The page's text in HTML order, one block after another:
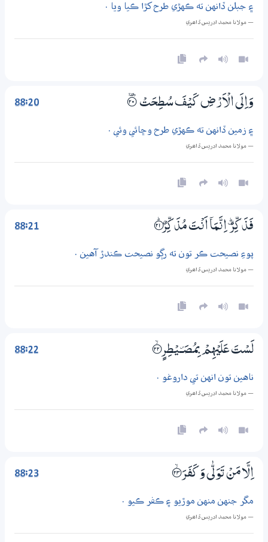
۽ جبلن ڏانهن ته ڪهڙي طرح کڙا ڪيا ويا .
— مولانا محمد ادريس ڏاھري
88:20 وَاِلَى الْاَرْضِ كَيْفَ سُطِحَتْ ؀۪20
۽ زمين ڏانهن ته ڪهڙي طرح وڇائي وئي .
— مولانا محمد ادريس ڏاھري
88:21 فَذَكِّرْ ڜ اِنَّـمَآ اَنْتَ مُذَكِّرٌ ؀ۭ21
پوءِ نصيحت ڪر تون ته رڳو نصيحت ڪندڙ آهين .
— مولانا محمد ادريس ڏاھري
88:22 لَسْتَ عَلَيْهِمْ بِمُصَــــۜــيْطِرٍ ؀ۙ22
ناهين تون انهن تي داروغو .
— مولانا محمد ادريس ڏاھري
88:23 اِلَّا مَنْ تَوَلّٰى وَكَفَرَ ؀ۙ23
مگر جنهن منهن موڙيو ۽ ڪفر ڪيو .
— مولانا محمد ادريس ڏاھري